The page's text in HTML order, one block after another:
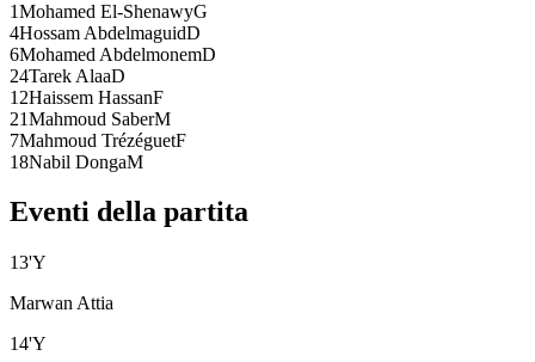
1Mohamed El-ShenawyG
4Hossam AbdelmaguidD
6Mohamed AbdelmonemD
24Tarek AlaaD
12Haissem HassanF
21Mahmoud SaberM
7Mahmoud TrézéguetF
18Nabil DongaM
Eventi della partita
13'Y
Marwan Attia
14'Y